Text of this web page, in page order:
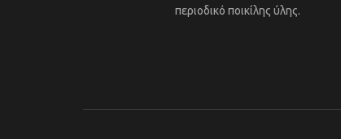
περιοδικό ποικίλης ύλης.